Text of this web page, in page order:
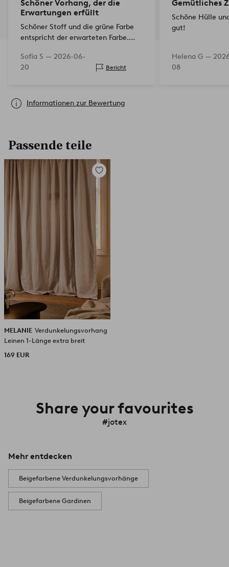
Schöner Vorhang, der die
Erwartungen erfüllt
Schöner Stoff und die grüne Farbe
entspricht der erwarteten Farbe.
Sofia S — 2026-06-
20
Bericht
Gemütliches
Schöne Hülle
gut!
Helena G —
08
Informationen zur Bewertung
Passende teile
Zu
Favoriten
hinzufügen
MELANIE Verdunkelungsvorhang
Leinen 1-Länge extra breit
169 EUR
Share your favourites
#jotex
Mehr entdecken
Beigefarbene Verdunkelungsvorhänge
Beigefarbene Gardinen